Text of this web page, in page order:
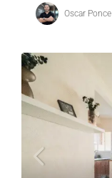
Oscar Ponce